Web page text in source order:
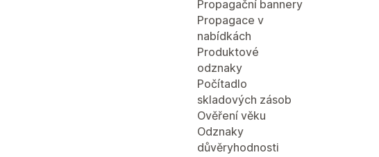
Propagační bannery
Propagace v
nabídkách
Produktové
odznaky
Počítadlo
skladových zásob
Ověření věku
Odznaky
důvěryhodnosti